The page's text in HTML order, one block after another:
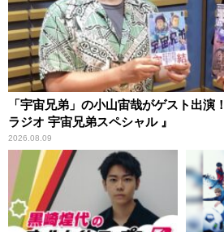
「宇宙兄弟」の小山宙哉がゲスト出演
ラジオ 宇宙兄弟スペシャル 』
2026.08.09